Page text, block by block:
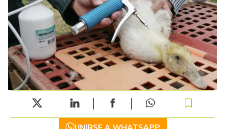
UNIRSE A WHATSAPP